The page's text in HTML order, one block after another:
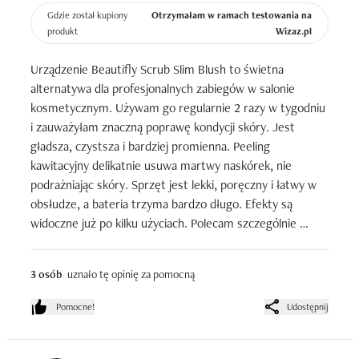
Jestem bardzo zadowolona i serdecznie polecam - to
doskonałe urządzenie do domowej i jednocześnie
Gdzie został kupiony
produkt
Otrzymałam w ramach testowania na
Wizaz.pl
Urządzenie Beautifly Scrub Slim Blush to świetna
alternatywa dla profesjonalnych zabiegów w salonie
kosmetycznym. Używam go regularnie 2 razy w tygodniu
i zauważyłam znaczną poprawę kondycji skóry. Jest
gładsza, czystsza i bardziej promienna. Peeling
kawitacyjny delikatnie usuwa martwy naskórek, nie
podrażniając skóry. Sprzęt jest lekki, poręczny i łatwy w
obsłudze, a bateria trzyma bardzo długo. Efekty są
widoczne już po kilku użyciach. Polecam szczególnie
3 osób uznało tę opinię za pomocną
Pomocne! Udostępnij